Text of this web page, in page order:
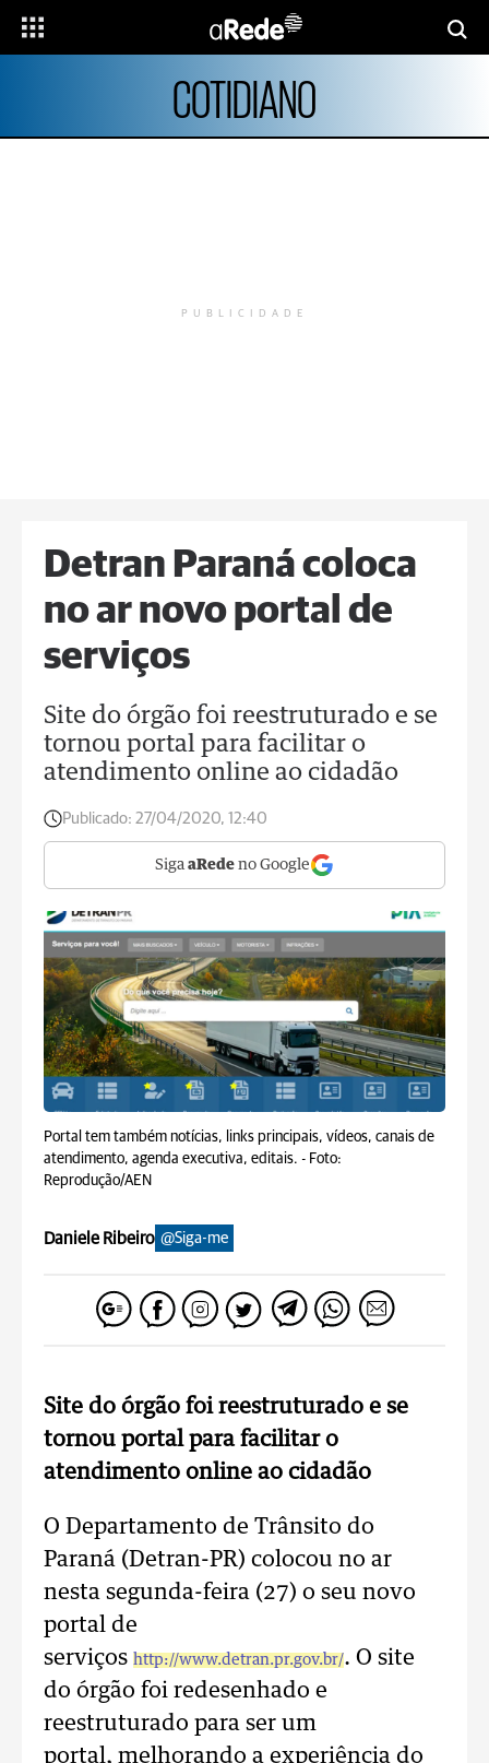
COTIDIANO
PUBLICIDADE
Detran Paraná coloca
no ar novo portal de
serviços
Site do órgão foi reestruturado e se
tornou portal para facilitar o
atendimento online ao cidadão
Publicado: 27/04/2020, 12:40
Siga aRede no Google
Portal tem também notícias, links principais, vídeos, canais de
atendimento, agenda executiva, editais. - Foto:
Reprodução/AEN
Daniele Ribeiro @Siga-me
Site do órgão foi reestruturado e se
tornou portal para facilitar o
atendimento online ao cidadão
O Departamento de Trânsito do
Paraná (Detran-PR) colocou no ar
nesta segunda-feira (27) o seu novo
portal de
serviços http://www.detran.pr.gov.br/. O site
do órgão foi redesenhado e
reestruturado para ser um
portal, melhorando a experiência do